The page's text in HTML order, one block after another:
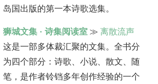
岛国出版的第一本诗歌选集。
狮城文集 · 诗集阅读室≫ 离散流声
这是一部多体裁汇聚的文集。全书分
为四个部分：诗歌、小说、散文、随
笔，是作者铃铛多年创作经验的一个